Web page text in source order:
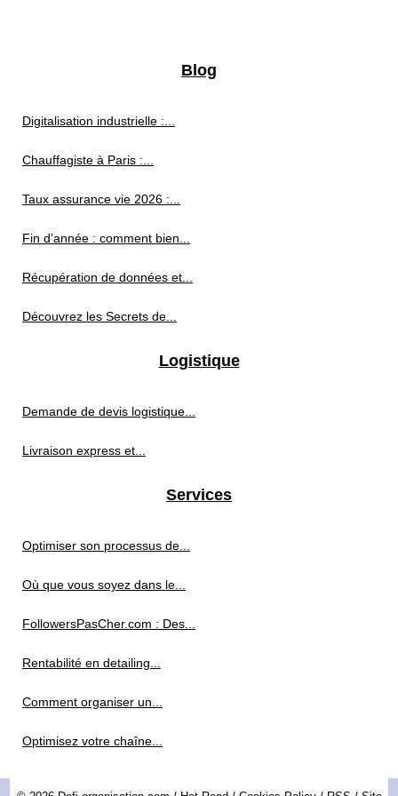
Blog
Digitalisation industrielle :...
Chauffagiste à Paris :...
Taux assurance vie 2026 :...
Fin d’année : comment bien...
Récupération de données et...
Découvrez les Secrets de...
Logistique
Demande de devis logistique...
Livraison express et...
Services
Optimiser son processus de...
Où que vous soyez dans le...
FollowersPasCher.com : Des...
Rentabilité en detailing...
Comment organiser un...
Optimisez votre chaîne...